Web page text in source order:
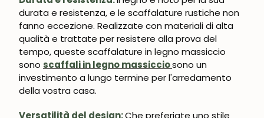
durata e resistenza, e le scaffalature rustiche non
fanno eccezione. Realizzate con materiali di alta
qualità e trattate per resistere alla prova del
tempo, queste scaffalature in legno massiccio
sono scaffali in legno massicciosono un
investimento a lungo termine per l'arredamento
della vostra casa.
Versatilità del design: Che preferiate uno stile
UNISCITI ALLA NOSTRA
COMMUNITY
Ottieni uno sconto del 5%.
Novità e vantaggi riservati agli iscritti.